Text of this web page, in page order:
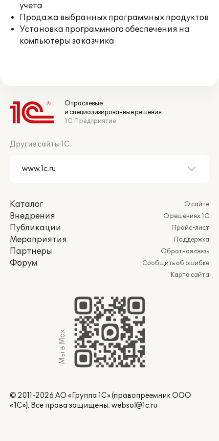
учета
Продажа выбранных программных продуктов
Установка программного обеспечения на
компьютеры заказчика
Отраслевые
и специализированные решения
1С:Предприятие
Другие сайты 1С
Каталог
Внедрения
Публикации
Мероприятия
Партнеры
Форум
О сайте
О решениях 1С
Прайс-лист
Поддержка
Обратная связь
Сообщить об ошибке
Карта сайта
Мы в Max
© 2011-2026 АО «Группа 1С» (правопреемник ООО
«1С»). Все права защищены. websol@1c.ru